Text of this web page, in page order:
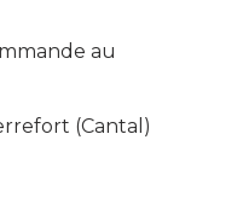
au
(Cantal)